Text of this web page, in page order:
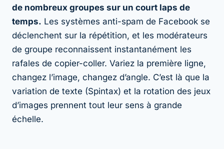
de nombreux groupes sur un court laps de
temps. Les systèmes anti-spam de Facebook se
déclenchent sur la répétition, et les modérateurs
de groupe reconnaissent instantanément les
rafales de copier-coller. Variez la première ligne,
changez l’image, changez d’angle. C’est là que la
variation de texte (Spintax) et la rotation des jeux
d’images prennent tout leur sens à grande
échelle.